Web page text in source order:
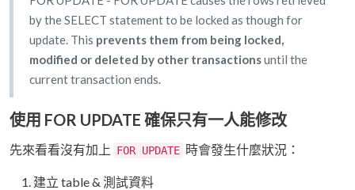
by the SELECT statement to be locked as though for
update. This prevents them from being locked,
modified or deleted by other transactionsuntil the
current transaction ends.
使用 FOR UPDATE 確保只有一人能修改
先來看看沒有加上 FOR UPDATE 時會發生什麼狀況：
建立 table & 測試資料